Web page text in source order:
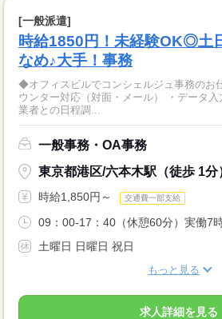
[一般派遣]
時給1850円！未経験OK◎土
なめ♪大手！事務
◆オフィスビルでコンシェルジュ事務のお仕事 ・社員向けの
ウンター対応（対面・メール） ・データ入
業者との日程調...
一般事務・OA事務
東京都港区/六本木駅（徒歩 1分
時給1,850円～ 交通費一部支給
09：00-17：40（休憩60分）実働7
土曜日 日曜日 祝日
もっと見る
求人詳細を見る